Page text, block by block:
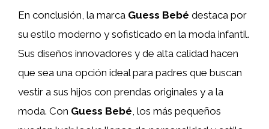
En conclusión, la marca Guess Bebé destaca por
su estilo moderno y sofisticado en la moda infantil.
Sus diseños innovadores y de alta calidad hacen
que sea una opción ideal para padres que buscan
vestir a sus hijos con prendas originales y a la
moda. Con Guess Bebé , los más pequeños